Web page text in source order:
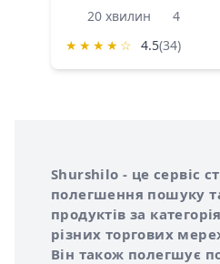
20 хвилин
4
★ ★ ★ ★ ☆ 4.5(34)
Про сервіс Shurshilo
Shurshilo - це сервіс
полегшення пошуку
продуктів за
різних торгових
Він також полегшує